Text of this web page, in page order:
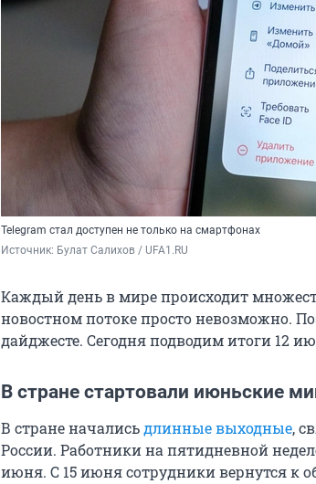
Telegram стал доступен не только на смартфонах
Источник: Булат Салихов / UFA1.RU
Каждый день в мире происходит
новостном потоке просто невозможно.
дайджесте. Сегодня подводим итоги 12
В стране стартовали июньские
В стране началисьдлинные выходные,
России. Работники на пятидневной
июня. С 15 июня сотрудники вернутся к